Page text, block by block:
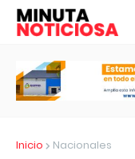
Inicio Nacionales